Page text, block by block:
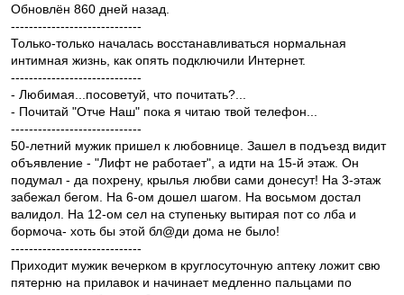
Обновлён 860 дней назад.
-----------------------------
Только-только началась восстанавливаться нормальная
интимная жизнь, как опять подключили Интернет.
-----------------------------
- Любимая...посоветуй, что почитать?...
- Почитай "Отче Наш" пока я читаю твой телефон...
-----------------------------
50-летний мужик пришел к любовнице. Зашел в подъезд видит
объявление - "Лифт не работает", а идти на 15-й этаж. Он
подумал - да похрену, крылья любви сами донесут! На 3-этаж
забежал бегом. На 6-ом дошел шагом. На восьмом достал
валидол. На 12-ом сел на ступеньку вытирая пот со лба и
бормоча- хоть бы этой бл@ди дома не было!
-----------------------------
Приходит мужик вечерком в круглосуточную аптеку ложит свю
пятерню на прилавок и начинает медленно пальцами по